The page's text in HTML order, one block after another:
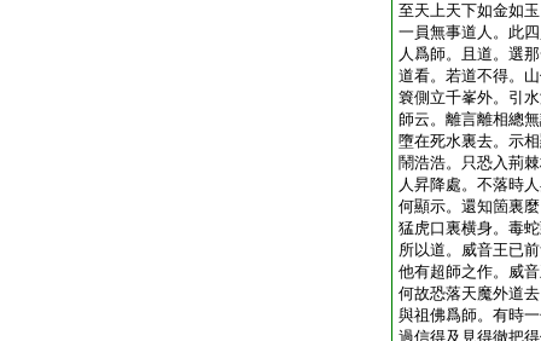
至天上天下如金如
一員無事道人。此
人爲師。且道。選
道看。若道不得。
簔側立千峯外。引
師云。離言離相總
墮在死水裏去。示
鬧浩浩。只恐入荊
人昇降處。不落時
何顯示。還知箇裏
猛虎口裏横身。毒
所以道。威音王已
他有超師之作。威
何故恐落天魔外道
與祖佛爲師。有時
過信得及見得徹把